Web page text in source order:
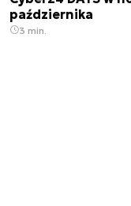
października
3 min.